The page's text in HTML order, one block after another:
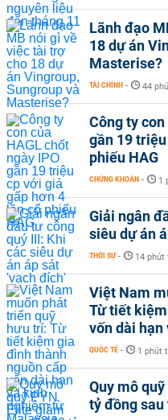
Lãnh đạo
18 dự án
Masterise?
TÀI CHÍNH - 44
Công ty
gần 19
phiếu HAG
CHỨNG KHOÁN - 1
Giải ngân
siêu dự án
THỜI SỰ - 14
Việt Nam
Từ tiết
vốn dài
QUỐC TẾ - 1 phút
Quy mô
tỷ đồng sau